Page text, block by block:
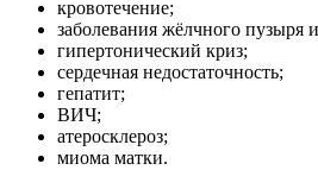
кровотечение;
заболевания жёлчного пузыря
гипертонический криз;
сердечная недостаточность;
гепатит;
ВИЧ;
атеросклероз;
миома матки.